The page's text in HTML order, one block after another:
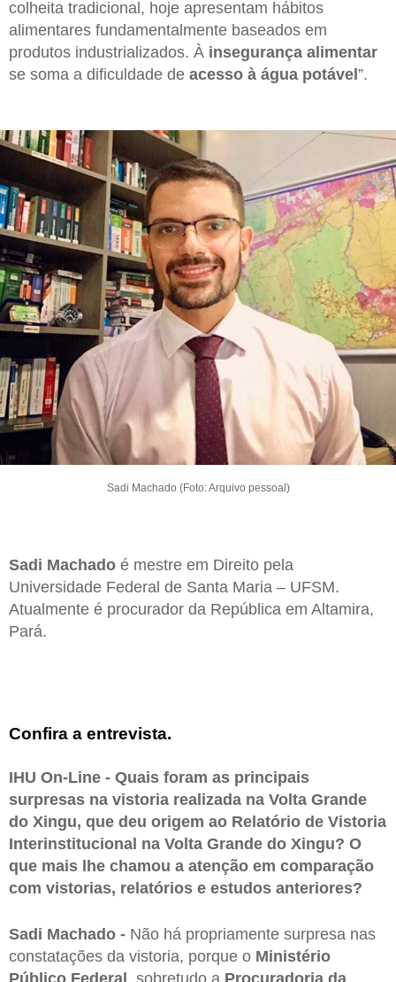
colheita tradicional, hoje apresentam hábitos
alimentares fundamentalmente baseados em
produtos industrializados. À insegurança alimentar
se soma a dificuldade de acesso à água potável”.
Sadi Machado (Foto: Arquivo pessoal)
Sadi Machado é mestre em Direito pela
Universidade Federal de Santa Maria – UFSM.
Atualmente é procurador da República em Altamira,
Pará.
Confira a entrevista.
IHU On-Line - Quais foram as principais
surpresas na vistoria realizada na Volta Grande
do Xingu, que deu origem ao Relatório de Vistoria
Interinstitucional na Volta Grande do Xingu? O
que mais lhe chamou a atenção em comparação
com vistorias, relatórios e estudos anteriores?
Sadi Machado - Não há propriamente surpresa nas
constatações da vistoria, porque o Ministério